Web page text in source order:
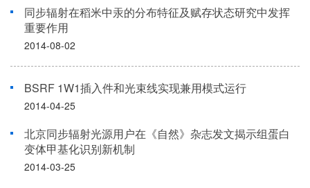
同步辐射在稻米中汞的分布特征及赋存状态研究中发挥
重要作用
2014-08-02
BSRF 1W1插入件和光束线实现兼用模式运行
2014-04-25
北京同步辐射光源用户在《自然》杂志发文揭示组蛋白
变体甲基化识别新机制
2014-03-25